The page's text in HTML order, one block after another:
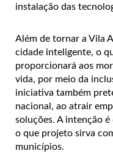
instalação das
Além de tornar a Vila
cidade inteligente, o
proporcionará aos
vida, por meio da
iniciativa também
nacional, ao atrair
soluções. A intenção é
o que projeto sirva
municípios.